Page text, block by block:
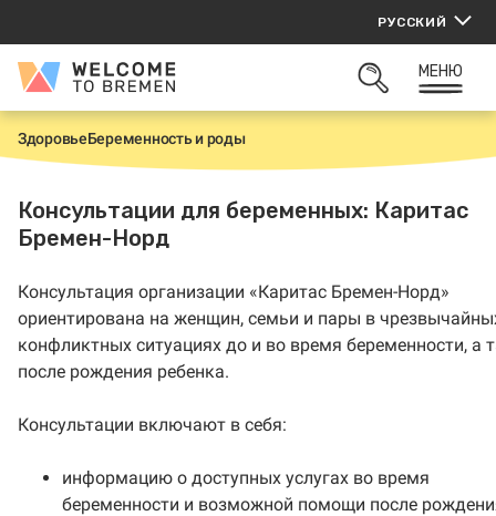
содержанию
РУССКИЙ
Welcome
ОТКРЫТЬ
МЕНЮ
Г
л
в
н
а
ЗдоровьеБеременность и роды
Консультации для беременных: Каритас
Бремен-Норд
Консультация организации «Каритас Бремен-Норд»
ориентирована на женщин, семьи и пары в
конфликтных ситуациях до и во время беременности, а
после рождения ребенка.
Консультации включают в себя:
информацию о доступных услугах во время
беременности и возможной помощи после